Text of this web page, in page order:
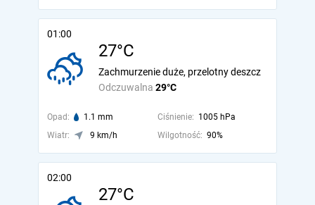
01:00
27°C
Odczuwalna 29°C
Zachmurzenie duże, przelotny deszcz
Opad: 1.1 mm Ciśnienie: 1005 hPa
Wiatr:
9 km/h Wilgotność: 90%
02:00
27°C